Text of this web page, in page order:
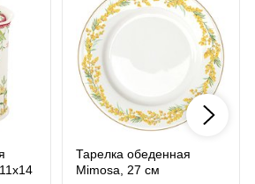
Тарелка обеденная
Mimosa, 27 см